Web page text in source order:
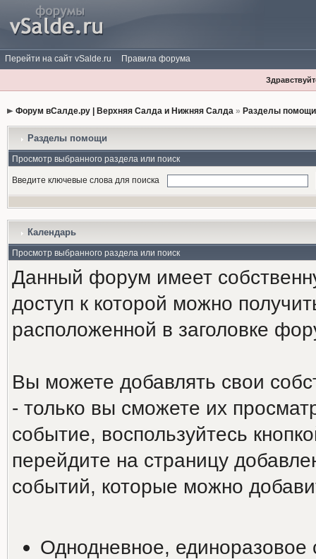
Перейти на сайт vSalde.ru Правила форума
Форум вСалде.ру | Верхняя Салда и Нижняя Салда» Разделы
Разделы помощи
Просмотр выбранного раздела или поиск
Введите ключевые слова для поиска
Календарь
Просмотр выбранного раздела или поиск
Данный форум имеет
доступ к которой можно
расположенной в заголовке
Вы можете добавлять свои
- только вы сможете их
событие, воспользуйтесь
перейдите на страницу
событий, которые можно
Однодневное,